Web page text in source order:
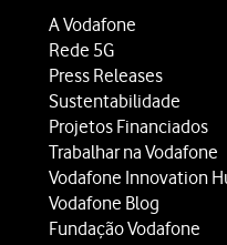
A Vodafone
Rede 5G
Press Releases
Sustentabilidade
Projetos Financiados
Trabalhar na Vodafone
Vodafone Innovation
Vodafone Blog
Fundação Vodafone